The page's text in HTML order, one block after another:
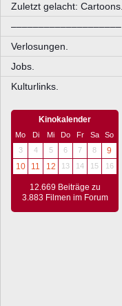
Zuletzt gelacht: Cartoons.
––––––––––––––––––––
Verlosungen.
Jobs.
Kulturlinks.
Kinokalender
Mo Di Mi Do Fr Sa
So
3
4 5 6 7 8
9
10
11 12 13 14 15 16
12.669 Beiträge zu
3.883 Filmen im Forum